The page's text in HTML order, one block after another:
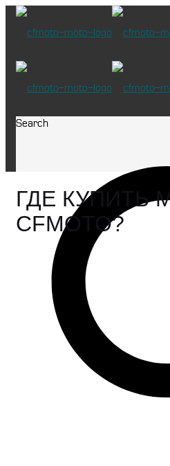
Search
ГДЕ КУПИТЬ
CFMOTO?